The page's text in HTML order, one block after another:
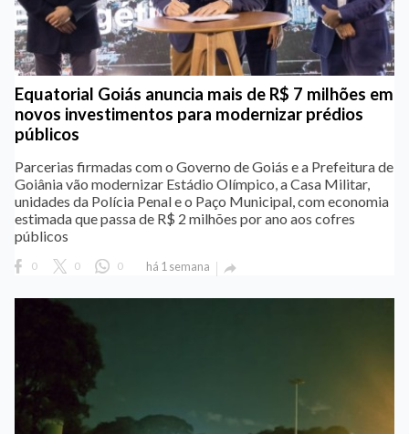
Equatorial Goiás anuncia mais de R$ 7 milhões em
novos investimentos para modernizar prédios
públicos
Parcerias firmadas com o Governo de Goiás e a Prefeitura de
Goiânia vão modernizar Estádio Olímpico, a Casa Militar,
unidades da Polícia Penal e o Paço Municipal, com economia
estimada que passa de R$ 2 milhões por ano aos cofres
públicos
0 0 0 há 1 semana 